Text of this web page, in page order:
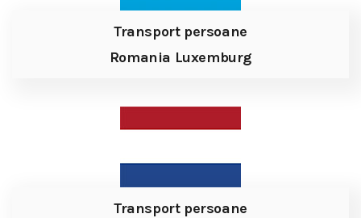
Transport persoane
Romania Luxemburg
Transport persoane